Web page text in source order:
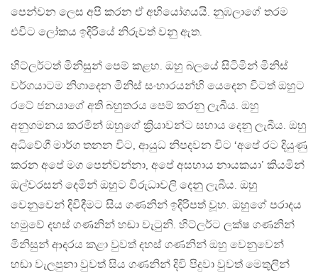
පෙන්වන ලෙස අපි කරන ඒ අභියෝගයයි. නුඹලාගේ තරම
එවිට ලෝකය ඉදිරියේ නිරුවත් වනු ඇත.
හිට්ලර්ටත් මිනිසුන් පෙම් කළහ. ඔහු බලයේ සිටිමින් මිනිස්
වර්ගයාටම නිගාදෙන මිනිස් සංහාරයන්හි යෙදෙන විටත් ඔහුට
රටේ ජනයාගේ අති බහුතරය පෙම් කරනු ලැබීය. ඔහු
අනුගමනය කරමින් ඔහුගේ ක්‍රියාවන්ට සහාය දෙනු ලැබීය. ඔහු
අධිවේගී මාර්ග තනන විට, ආයුධ නිපදවන විට ‘අපේ රට දියුණු
කරන අපේ මග පෙන්වන්නා, අපේ අසහාය නායකයා’ කියමින්
ඔල්වරසන් දෙමින් ඔහුට විරුධාවලි දෙනු ලැබීය. ඔහු
වෙනුවෙන් දිවිදීමට සිය ගණනින් ඉදිරිපත් වූහ. ඔහුගේ පරාදය
හමුවේ දහස් ගණනින් හඬා වැටුනි. හිට්ලර්ට ලක්ෂ ගණනින්
මිනිසුන් ආදරය කළා වුවත් දහස් ගණනින් ඔහු වෙනුවෙන්
හඬා වැලපුනා වුවත් සිය ගණනින් දිවි පිදුවා වුවත් මෙතුලින්